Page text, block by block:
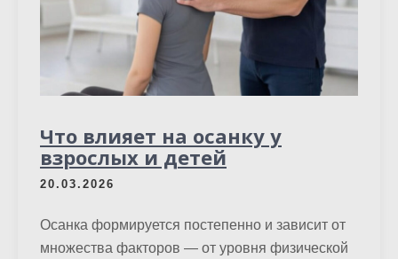
Что влияет на осанку у
взрослых и детей
20.03.2026
Осанка формируется постепенно и зависит от
множества факторов — от уровня физической